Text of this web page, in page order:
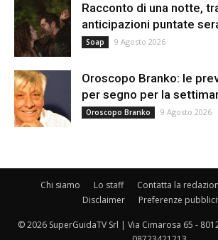
Racconto di una notte,
anticipazioni puntate
Soap 9 Agosto 2026
Oroscopo Branko: le
per segno per la
Oroscopo Branko 9 Agosto 2026
Chi siamo Lo staff Contatta la
Disclaimer
Preferenze
© 2026 SuperGuidaTV Srl | Via Cimarosa 65 -